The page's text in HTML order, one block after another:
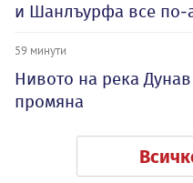
и Шанлъурфа все по-
59 минути
Нивото на река
промяна